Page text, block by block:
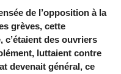
de l’opposition à la
grèves, cette
des ouvriers
luttaient contre
devenait général, ce